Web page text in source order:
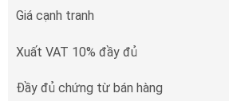
Giá cạnh tranh
Xuất VAT 10% đầy đủ
Đầy đủ chứng từ bán hàng